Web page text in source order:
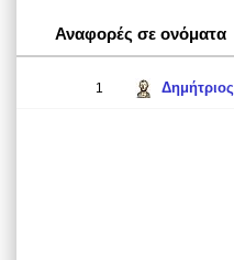
Αναφορές σε ονόματα
1 Δημήτριος